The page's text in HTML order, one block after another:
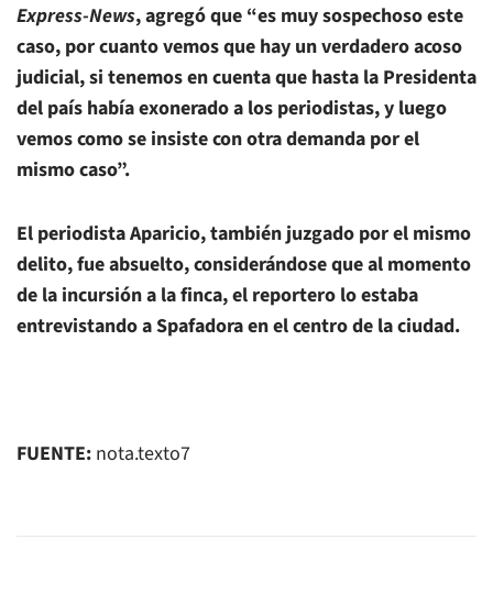
Express-News, agregó que “es muy sospechoso este
caso, por cuanto vemos que hay un verdadero acoso
judicial, si tenemos en cuenta que hasta la Presidenta
del país había exonerado a los periodistas, y luego
vemos como se insiste con otra demanda por el
mismo caso”.
El periodista Aparicio, también juzgado por el mismo
delito, fue absuelto, considerándose que al momento
de la incursión a la finca, el reportero lo estaba
entrevistando a Spafadora en el centro de la ciudad.
FUENTE: nota.texto7